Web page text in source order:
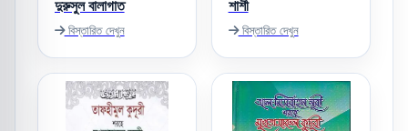
দুরুসুল বালাগাত
বিস্তারিত দেখুন
শাশী
বিস্তারিত দেখুন